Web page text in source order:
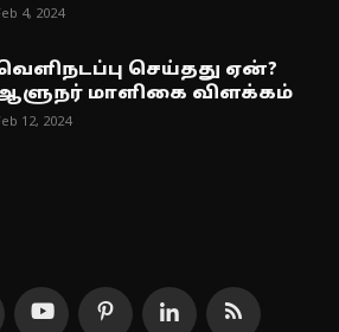
4, 2024
செய்தது ஏன்?
மாளிகை விளக்கம்
12, 2024